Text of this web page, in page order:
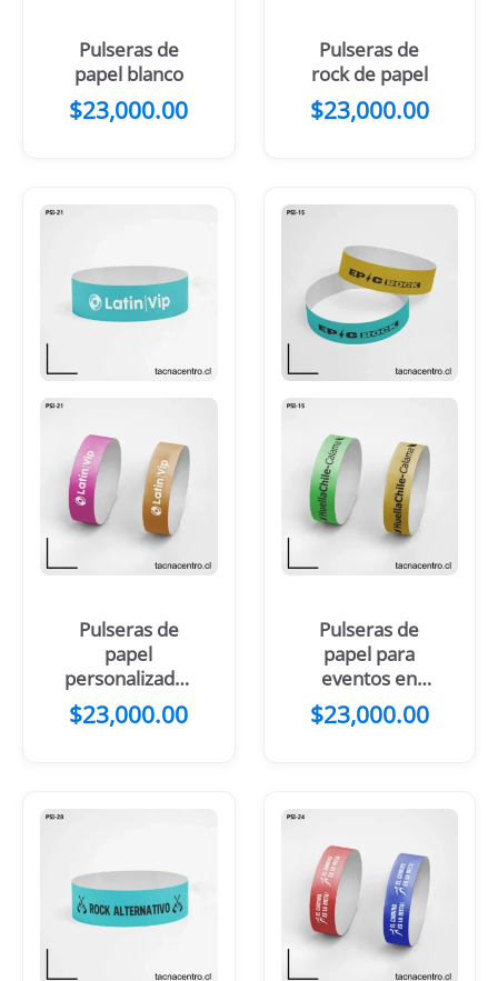
Pulseras de
papel blanco
$23,000.00
Pulseras de
rock de papel
$23,000.00
Pulseras de
papel
personalizadas
baratas
$23,000.00
Pulseras de
papel para
eventos en
Calama
$23,000.00